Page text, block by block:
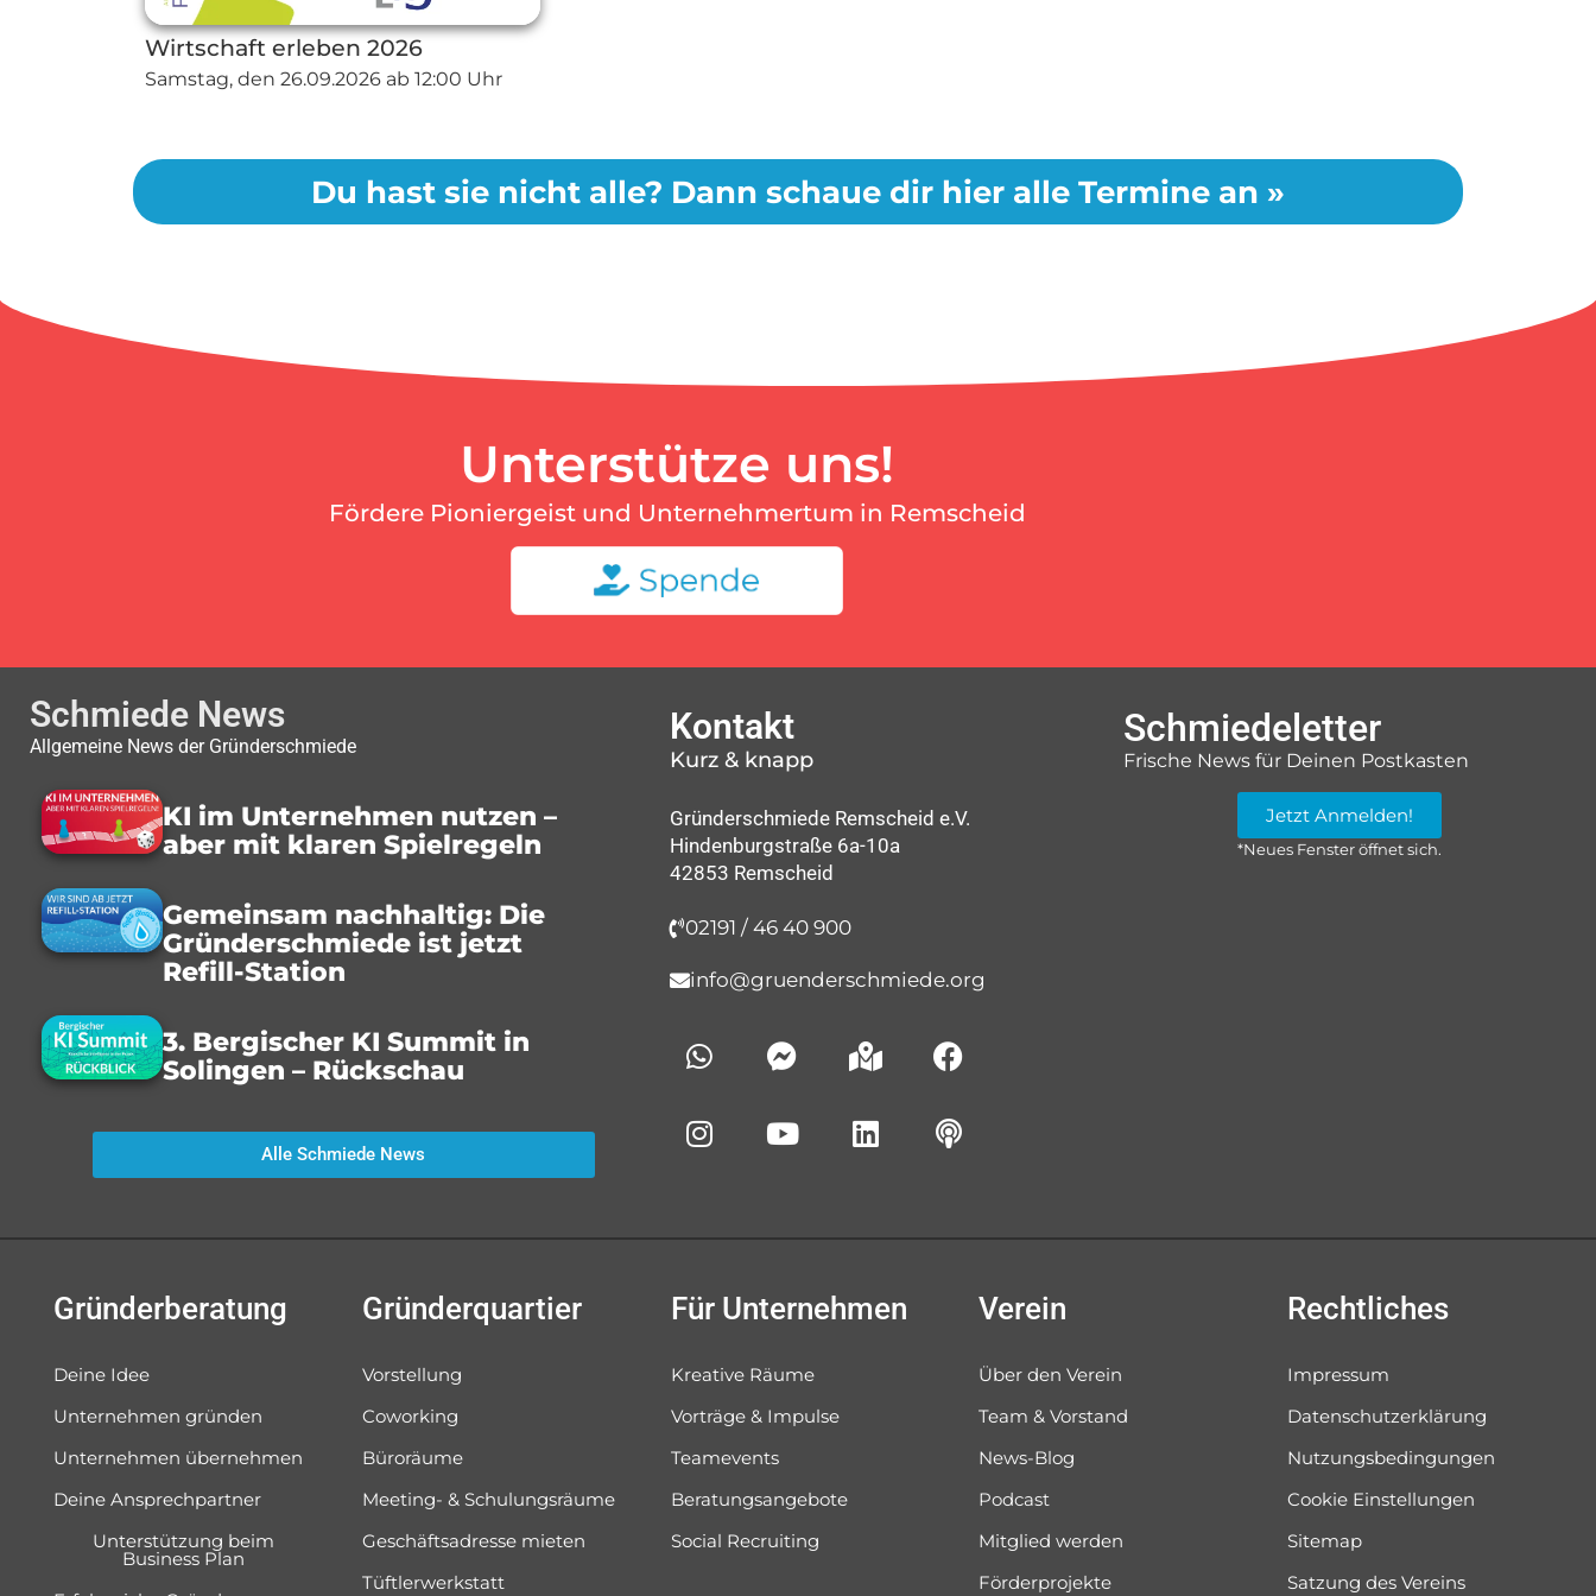
Wirtschaft erleben 2026
Samstag, den 26.09.2026 ab 12:00 Uhr
Du hast sie nicht alle? Dann schaue dir hier alle Termine an »
Unterstütze uns!
Fördere Pioniergeist und Unternehmertum in Remscheid
Schmiede News
Allgemeine News der Gründerschmiede
KI im Unternehmen nutzen –
aber mit klaren Spielregeln
Gemeinsam nachhaltig: Die
Gründerschmiede ist jetzt
Refill-Station
3. Bergischer KI Summit in
Solingen – Rückschau
Alle Schmiede News
Kontakt
Kurz & knapp
Gründerschmiede Remscheid e.V.
Hindenburgstraße 6a-10a
42853 Remscheid
02191 / 46 40 900
info@gruenderschmiede.org
Schmiedeletter
Frische News für Deinen Postkasten
Jetzt Anmelden!
*Neues Fenster öffnet sich.
Gründerberatung
Deine Idee
Unternehmen gründen
Unternehmen übernehmen
Deine Ansprechpartner
Unterstützung beim
Business Plan
Gründerquartier
Vorstellung
Coworking
Büroräume
Meeting- & Schulungsräume
Geschäftsadresse mieten
Tüftlerwerkstatt
Für Unternehmen
Kreative Räume
Vorträge & Impulse
Teamevents
Beratungsangebote
Social Recruiting
Verein
Über den Verein
Team & Vorstand
News-Blog
Podcast
Mitglied werden
Förderprojekte
Rechtliches
Impressum
Datenschutzerklärung
Nutzungsbedingungen
Cookie Einstellungen
Sitemap
Satzung des Vereins